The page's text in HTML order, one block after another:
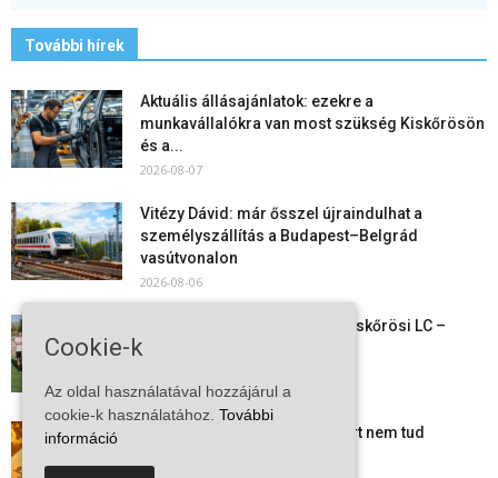
További hírek
Aktuális állásajánlatok: ezekre a
munkavállalókra van most szükség Kiskőrösön
és a...
2026-08-07
Vitézy Dávid: már ősszel újraindulhat a
személyszállítás a Budapest–Belgrád
vasútvonalon
2026-08-06
Megkezdte a felkészülést a Kiskőrösi LC –
együtt maradt a keret,...
Mi történik Európa felett? Ezért nem tud
Cookie-k
Az oldal használatával hozzájárul a
cookie-k használatához. További
információ